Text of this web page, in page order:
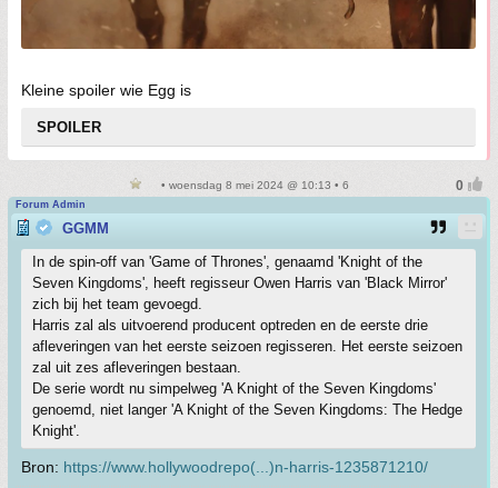
Kleine spoiler wie Egg is
SPOILER
• woensdag 8 mei 2024 @ 10:13 • 6
Forum Admin
GGMM
In de spin-off van 'Game of Thrones', genaamd 'Knight of the
Seven Kingdoms', heeft regisseur Owen Harris van 'Black Mirror'
zich bij het team gevoegd.
Harris zal als uitvoerend producent optreden en de eerste drie
afleveringen van het eerste seizoen regisseren. Het eerste seizoen
zal uit zes afleveringen bestaan.
De serie wordt nu simpelweg 'A Knight of the Seven Kingdoms'
genoemd, niet langer 'A Knight of the Seven Kingdoms: The Hedge
Knight'.
Bron: https://www.hollywoodrepo(...)n-harris-1235871210/